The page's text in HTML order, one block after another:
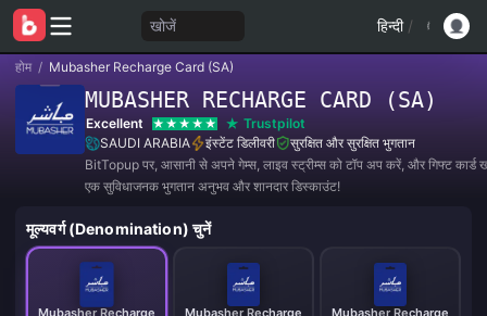
खोजें हिन्दी /
होम / Mubasher Recharge Card (SA)
MUBASHER RECHARGE CARD (SA)
Excellent
Trustpilot
SAUDI ARABIA
इंस्टेंट डिलीवरी
सुरक्षित और सुरक्षित भुगतान
BitTopup पर, आसानी से अपने गेम्स, लाइव स्ट्रीम्स को टॉप अप करें, और गिफ्ट कार्ड
एक सुविधाजनक भुगतान अनुभव और शानदार डिस्काउंट!
मूल्यवर्ग (Denomination) चुनें
Mubasher Recharge
Mubasher Recharge
Mubasher Recharge